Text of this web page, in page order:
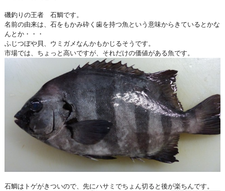
磯釣りの王者 石鯛です。
名前の由来は、石をもかみ砕く歯を持つ魚という意味からきているとかな
んとか・・・
ふじつぼや貝、ウミガメなんかもかじるそうです。
市場では、ちょっと高いですが、それだけの価値がある魚です。
石鯛はトゲがきついので、先にハサミでちょん切ると後が楽ちんです。